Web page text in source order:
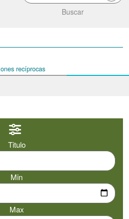
Buscar
de ayuda a la
recíprocas
Titulo
Min
Max